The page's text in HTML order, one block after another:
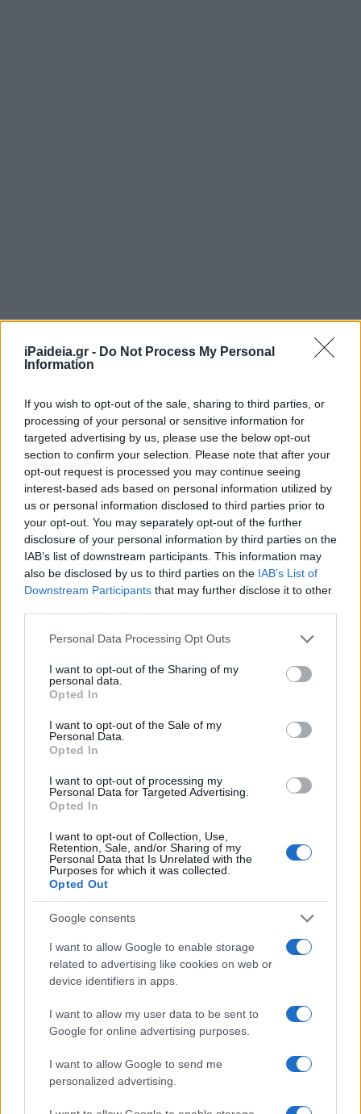
iPaideia.gr - Do Not Process My Personal
Information
If you wish to opt-out of the sale, sharing to third parties, or
processing of your personal or sensitive information for
targeted advertising by us, please use the below opt-out
section to confirm your selection. Please note that after your
opt-out request is processed you may continue seeing
interest-based ads based on personal information utilized by
us or personal information disclosed to third parties prior to
your opt-out. You may separately opt-out of the further
disclosure of your personal information by third parties on the
IAB’s list of downstream participants. This information may
also be disclosed by us to third parties on the IAB’s List of
Downstream Participants that may further disclose it to other
Please note that this website/app uses one or more Google
not limited to your visit or usage behaviour. You may click to
grant or deny consent to Google and its third-party tags to
use your data for below specified purposes in below Google
consent section.
Personal Data Processing Opt Outs
I want to opt-out of the Sharing of my
personal data.
Opted In
I want to opt-out of the Sale of my
Personal Data.
Opted In
I want to opt-out of processing my
Personal Data for Targeted Advertising.
Opted In
I want to opt-out of Collection, Use,
Retention, Sale, and/or Sharing of my
Personal Data that Is Unrelated with the
Purposes for which it was collected.
Opted Out
Google consents
I want to allow Google to enable storage
related to advertising like cookies on web or
device identifiers in apps.
I want to allow my user data to be sent to
Google for online advertising purposes.
I want to allow Google to send me
personalized advertising.